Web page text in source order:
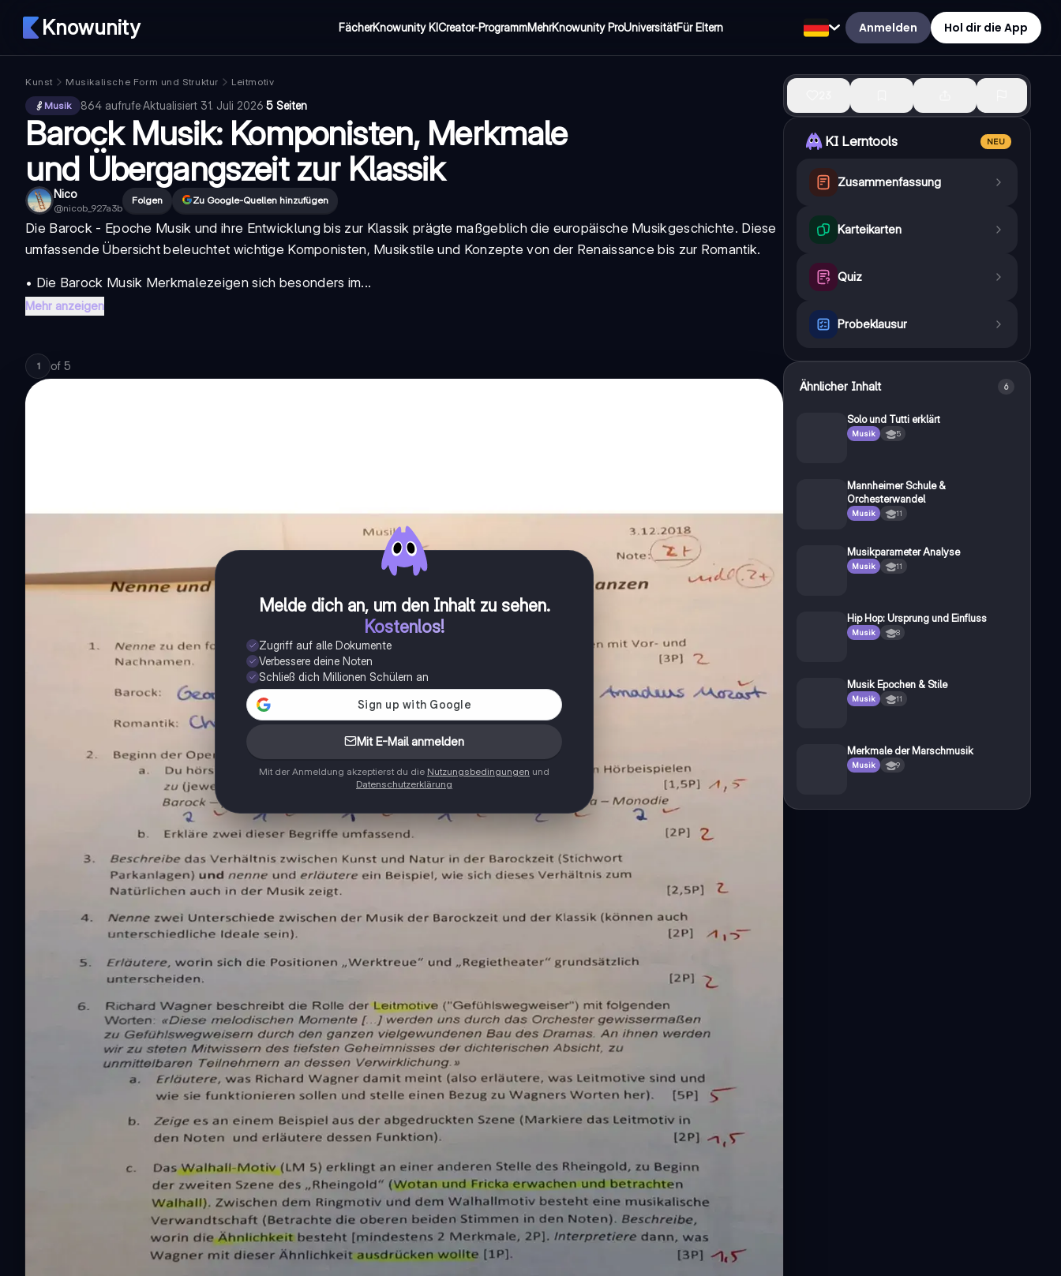
Knowunity FächerKnowunity KICreator-ProgrammMehrKnowunity ProUniversitätFür Eltern Anmelden Hol dir die App
Kunst Musikalische Form und Struktur
Leitmotiv
Musik
864 aufrufe·Aktualisiert 31. Juli 2026·5 Seiten
Barock Musik: Komponisten, Merkmale
und Übergangszeit zur Klassik
Nico
@nicob_927a3b
Folgen Zu Google-Quellen hinzufügen
Die Barock - Epoche Musik und ihre Entwicklung bis zur Klassik prägte maßgeblich die europäische Musikgeschichte. Diese
umfassende Übersicht beleuchtet wichtige Komponisten, Musikstile und Konzepte von der Renaissance bis zur Romantik.
• Die Barock Musik Merkmalezeigen sich besonders im...
Mehr anzeigen
1 of 5
Melde dich an, um den Inhalt zu sehen.
Kostenlos!
Zugriff auf alle Dokumente
Verbessere deine Noten
Schließ dich Millionen Schülern an
Mit E-Mail anmelden
Mit der Anmeldung akzeptierst du die Nutzungsbedingungen und
Datenschutzerklärung
KI Lerntools NEU
Zusammenfassung
Karteikarten
Quiz
Probeklausur
Ähnlicher Inhalt 6
Solo und Tutti erklärt
Musik 5
Mannheimer Schule &
Orchesterwandel
Musik 11
Musikparameter Analyse
Musik 11
Hip Hop: Ursprung und Einfluss
Musik 8
Musik Epochen & Stile
Musik 11
Merkmale der Marschmusik
Musik 9